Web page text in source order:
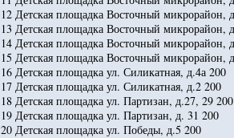
12 Детская площадка Восточный микрорайон,
13 Детская площадка Восточный микрорайон,
14 Детская площадка Восточный микрорайон,
15 Детская площадка Восточный микрорайон,
16 Детская площадка ул. Силикатная, д.4а 200
17 Детская площадка ул. Силикатная, д.2 200
18 Детская площадка ул. Партизан, д.27, 29 200
19 Детская площадка ул. Партизан, д. 31 200
20 Детская площадка ул. Победы, д.5 200